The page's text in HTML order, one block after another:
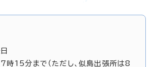
15分まで（ただし、似島出張所は8